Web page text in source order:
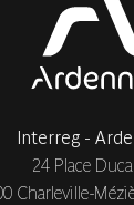
Interreg -
24 Place
Charleville-